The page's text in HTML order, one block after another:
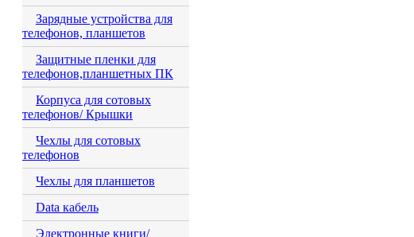
Зарядные устройства для
телефонов, планшетов
Защитные пленки для
телефонов,планшетных ПК
Корпуса для сотовых
телефонов/ Крышки
Чехлы для сотовых
телефонов
Чехлы для планшетов
Data кабель
Электронные книги/